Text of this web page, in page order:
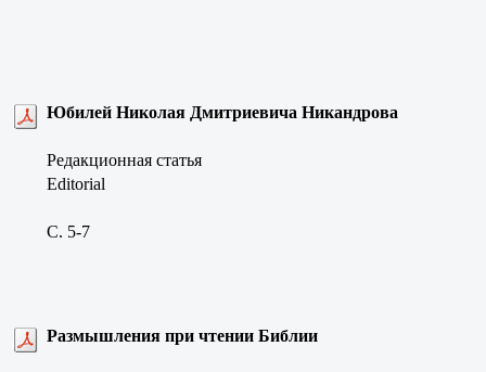
Юбилей Николая Дмитриевича Никандрова
Редакционная статья
Editorial
C. 5-7
Размышления при чтении Библии